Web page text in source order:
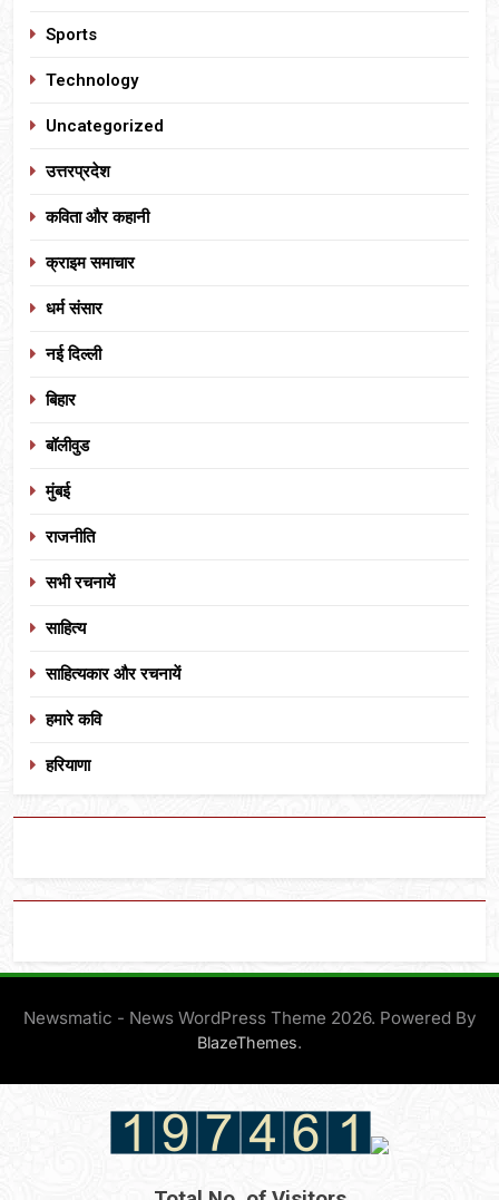
Sports
Technology
Uncategorized
उत्तरप्रदेश
कविता और कहानी
क्राइम समाचार
धर्म संसार
नई दिल्ली
बिहार
बॉलीवुड
मुंबई
राजनीति
सभी रचनायें
साहित्य
साहित्यकार और रचनायें
हमारे कवि
हरियाणा
Newsmatic - News WordPress Theme 2026. Powered By
BlazeThemes.